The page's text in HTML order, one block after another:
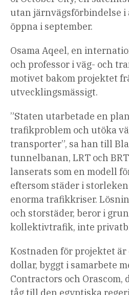
utan järnvägsförbindelse
öppna i september.
Osama Aqeel, en
och professor i väg- och
motivet bakom projektet
utvecklingsmässigt.
”Staten utarbetade en
trafikproblem och utöka
transporter”, sa han till
tunnelbanan, LRT och
lanserats som en modell
eftersom städer i
enorma trafikkriser.
och storstäder, beror i
kollektivtrafik, inte
Kostnaden för projektet
dollar, byggt i samarbete
Contractors och Orascom,
tåg till den egyptiska